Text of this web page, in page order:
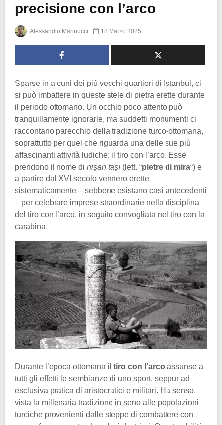
precisione con l’arco
Alessandro Marinucci 18 Marzo 2025
Sparse in alcuni dei più vecchi quartieri di Istanbul, ci
si può imbattere in queste stele di pietra erette durante
il periodo ottomano. Un occhio poco attento può
tranquillamente ignorarle, ma suddetti monumenti ci
raccontano parecchio della tradizione turco-ottomana,
soprattutto per quel che riguarda una delle sue più
affascinanti attività ludiche: il tiro con l’arco. Esse
prendono il nome di nişan taşı (lett. “pietre di mira“) e
a partire dal XVI secolo vennero erette
sistematicamente – sebbene esistano casi antecedenti
– per celebrare imprese straordinarie nella disciplina
del tiro con l’arco, in seguito convogliata nel tiro con la
carabina.
Durante l’epoca ottomana il tiro con l’arco assunse a
tutti gli effetti le sembianze di uno sport, seppur ad
esclusiva pratica di aristocratici e militari. Ha senso,
vista la millenaria tradizione in seno alle popolazioni
turciche provenienti dalle steppe di combattere con